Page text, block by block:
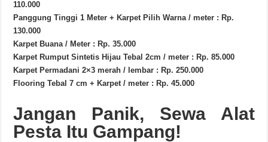
110.000
Panggung Tinggi 1 Meter + Karpet Pilih Warna / meter : Rp.
130.000
Karpet Buana / Meter : Rp. 35.000
Karpet Rumput Sintetis Hijau Tebal 2cm / meter : Rp. 85.000
Karpet Permadani 2×3 merah / lembar : Rp. 250.000
Flooring Tebal 7 cm + Karpet / meter : Rp. 45.000
Jangan Panik, Sewa Alat
Pesta Itu Gampang!